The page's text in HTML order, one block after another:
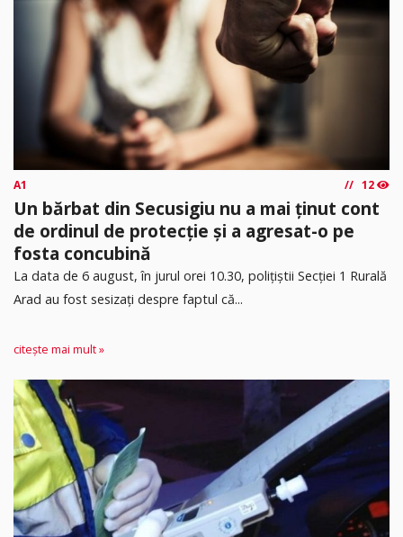
A1 12
Un bărbat din Secusigiu nu a mai ținut cont
de ordinul de protecție și a agresat-o pe
fosta concubină
​La data de 6 august, în jurul orei 10.30, polițiștii Secției 1 Rurală
Arad au fost sesizați despre faptul că...
citește mai mult »